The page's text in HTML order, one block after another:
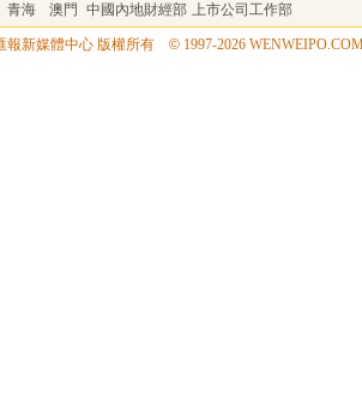
青海 澳門 中國內地財經部 上市公司工作部
報新媒體中心 版權所有 © 1997-2026